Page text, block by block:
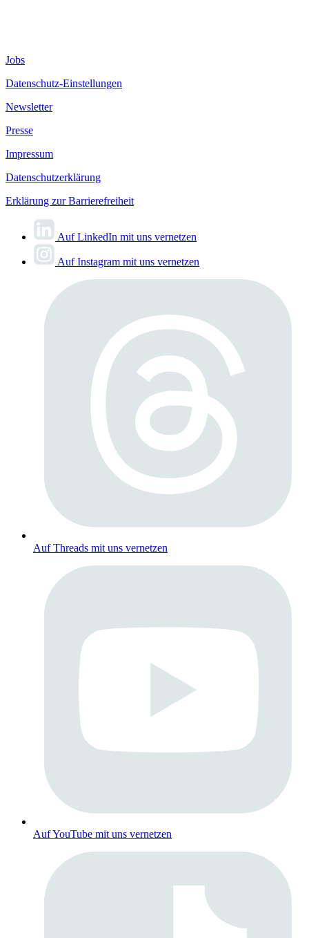
Jobs
Datenschutz-Einstellungen
Newsletter
Presse
Impressum
Datenschutzerklärung
Erklärung zur Barrierefreiheit
Auf LinkedIn mit uns vernetzen
Auf Instagram mit uns vernetzen
Auf Threads mit uns vernetzen
Auf YouTube mit uns vernetzen